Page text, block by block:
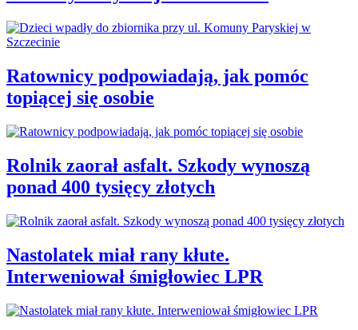
Ratownicy podpowiadają, jak pomóc
topiącej się osobie
Rolnik zaorał asfalt. Szkody wynoszą
ponad 400 tysięcy złotych
Nastolatek miał rany kłute.
Interweniował śmigłowiec LPR